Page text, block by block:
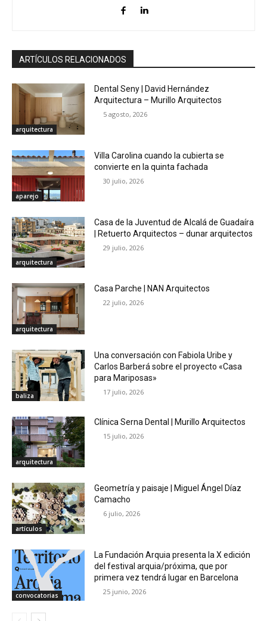
ARTÍCULOS RELACIONADOS
arquitectura
Dental Seny | David Hernández
Arquitectura – Murillo Arquitectos
5 agosto, 2026
aparejo
Villa Carolina cuando la cubierta se
convierte en la quinta fachada
30 julio, 2026
arquitectura
Casa de la Juventud de Alcalá de Guadaíra
| Retuerto Arquitectos – dunar arquitectos
29 julio, 2026
arquitectura
Casa Parche | NAN Arquitectos
22 julio, 2026
baliza
Una conversación con Fabiola Uribe y
Carlos Barberá sobre el proyecto «Casa
para Mariposas»
17 julio, 2026
arquitectura
Clínica Serna Dental | Murillo Arquitectos
15 julio, 2026
artículos
Geometría y paisaje | Miguel Ángel Díaz
Camacho
6 julio, 2026
convocatorias
La Fundación Arquia presenta la X edición
del festival arquia/próxima, que por
primera vez tendrá lugar en Barcelona
25 junio, 2026